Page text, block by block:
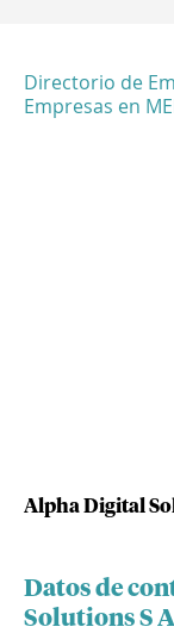
Directorio de
Empresas en
Alpha Digital
Datos de
Solutions S A